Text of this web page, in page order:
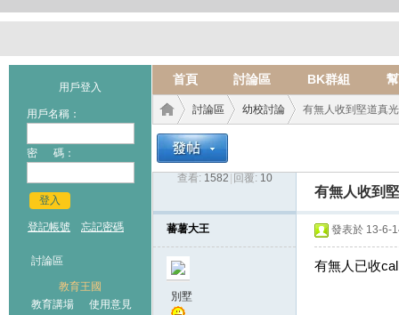
用戶登入
用戶名稱：
密 碼：
登入
登記帳號 忘記密碼
討論區
教育王國
教育講場
使用意見
首頁 討論區 BK群組
›
討論區
›
幼校討論 有無人收到堅道真
查看: 1582 回覆: 10
有無人收到
蕃薯大王
別墅
發表於 13-6-
有無人已收